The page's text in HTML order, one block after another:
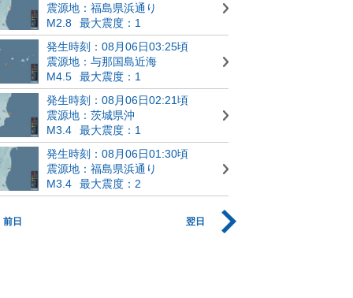
震源地：福島県浜通り
M2.8
最大震度：1
発生時刻：08月06日03:25頃
震源地：与那国島近海
M4.5
最大震度：1
発生時刻：08月06日02:21頃
震源地：茨城県沖
M3.4
最大震度：1
発生時刻：08月06日01:30頃
震源地：福島県浜通り
M3.4
最大震度：2
前日 翌日